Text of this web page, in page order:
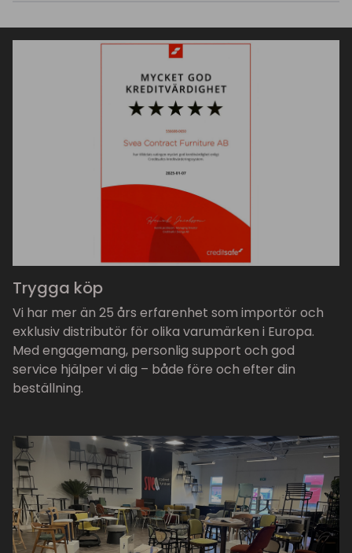
Trygga köp
Vi har mer än 25 års erfarenhet som importör och
exklusiv distributör för olika varumärken i Europa.
Med engagemang, personlig support och god
service hjälper vi dig – både före och efter din
beställning.